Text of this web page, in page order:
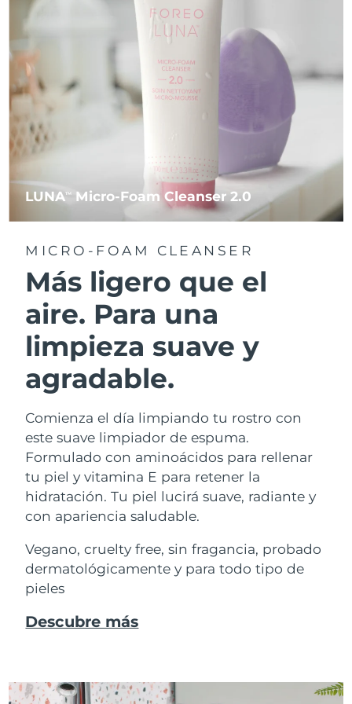
LUNATM Micro-Foam Cleanser 2.0
MICRO-FOAM CLEANSER
Más ligero que el
aire. Para una
limpieza suave y
agradable.
Comienza el día limpiando tu rostro con
este suave limpiador de espuma.
Formulado con aminoácidos para rellenar
tu piel y vitamina E para retener la
hidratación. Tu piel lucirá suave, radiante y
con apariencia saludable.
Vegano, cruelty free, sin fragancia, probado
dermatológicamente y para todo tipo de
pieles
Descubre más